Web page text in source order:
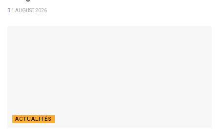
1 AUGUST 2026
ACTUALITÉS